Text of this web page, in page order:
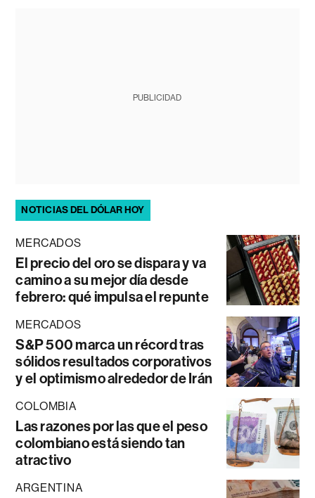
PUBLICIDAD
NOTICIAS DEL DÓLAR HOY
MERCADOS
El precio del oro se dispara y va
camino a su mejor día desde
febrero: qué impulsa el repunte
MERCADOS
S&P 500 marca un récord tras
sólidos resultados corporativos
y el optimismo alrededor de Irán
COLOMBIA
Las razones por las que el peso
colombiano está siendo tan
atractivo
ARGENTINA